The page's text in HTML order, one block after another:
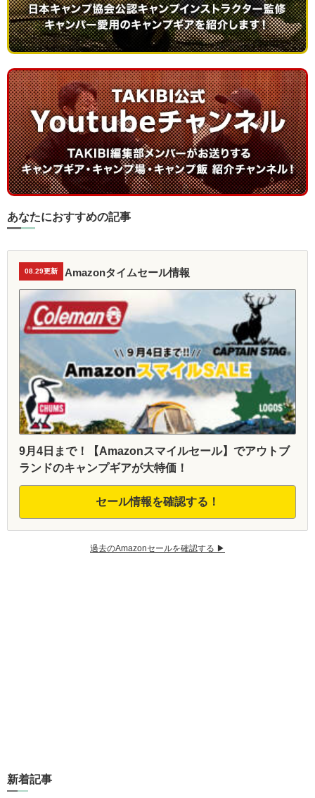
あなたにおすすめの記事
08.29更新 Amazonタイムセール情報
9月4日まで！【Amazonスマイルセール】でアウトブ
ランドのキャンプギアが大特価！
セール情報を確認する！
過去のAmazonセールを確認する ▶︎
新着記事